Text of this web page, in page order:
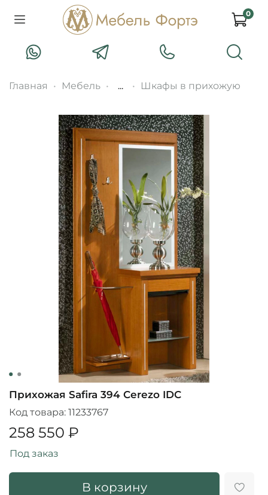
0
Главная Мебель ... Шкафы в прихожую
Прихожая Safira 394 Cerezo IDC
Код товара: 11233767
258 550 ₽
В корзину
Под заказ